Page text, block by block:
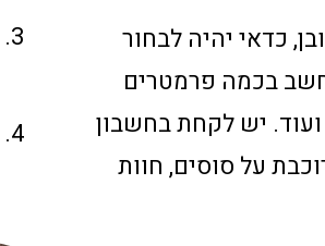
כדאי יהיה לבחור
בכמה פרמטרים
יש לקחת בחשבון
על סוסים, חוות